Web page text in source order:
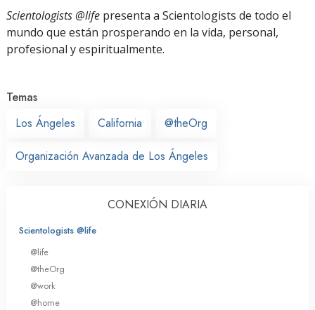
Scientologists @life presenta a Scientologists de todo el
mundo que están prosperando en la vida, personal,
profesional y espiritualmente.
Temas
Los Ángeles
California @theOrg
Organización Avanzada de Los Ángeles
CONEXIÓN DIARIA
Scientologists @life
@life
@theOrg
@work
@home